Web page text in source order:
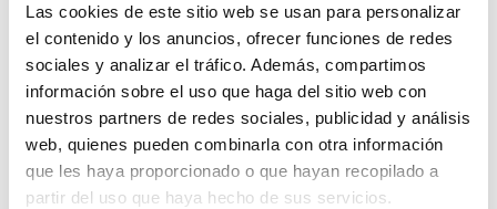
Las cookies de este sitio web se usan para personalizar
el contenido y los anuncios, ofrecer funciones de redes
sociales y analizar el tráfico. Además, compartimos
información sobre el uso que haga del sitio web con
nuestros partners de redes sociales, publicidad y análisis
web, quienes pueden combinarla con otra información
que les haya proporcionado o que hayan recopilado a
partir del uso que haya hecho de sus servicios.
ESET NOD 32 ofrece versiones adaptadas para
entornos empresariales, con consolas de
administración remota y escaneos programados. De
este modo, puedes garantizar que todos los
dispositivos de tu red estén seguros, actualizados y
libres de amenazas.
Grupo-System, ¿Quiénes somos?